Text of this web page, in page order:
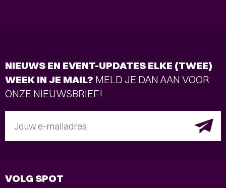
NIEUWS EN EVENT-UPDATES ELKE (TWEE)
WEEK IN JE MAIL? MELD JE DAN AAN VOOR
ONZE NIEUWSBRIEF!
Jouw e-mailadres
VOLG SPOT